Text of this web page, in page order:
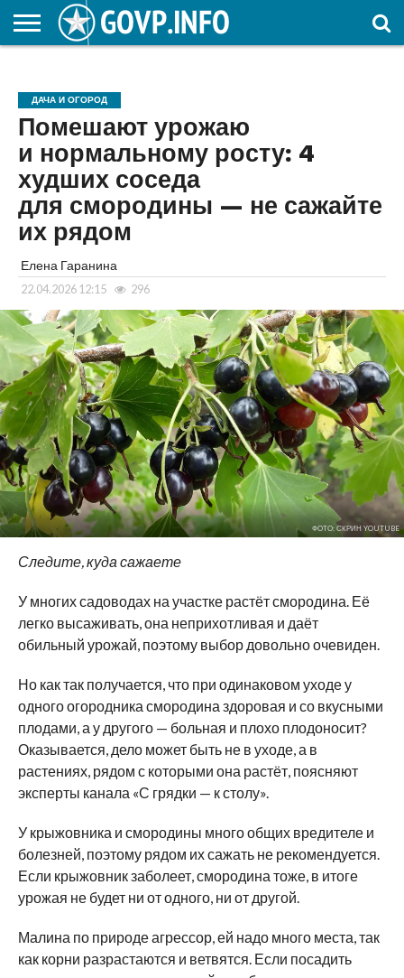
ОБРАЗОВАНИЕ
ДАЧА И ОГОРОД
Помешают урожаю
и нормальному росту: 4
худших соседа
для смородины — не сажайте
их рядом
Елена Гаранина
22.04.2026 12:15 296
ФОТО: СКРИН YOUTUBE
Следите, куда сажаете
У многих садоводах на участке растёт смородина. Её
легко высаживать, она неприхотливая и даёт
обильный урожай, поэтому выбор довольно очевиден.
Но как так получается, что при одинаковом уходе у
одного огородника смородина здоровая и со вкусными
плодами, а у другого — больная и плохо плодоносит?
Оказывается, дело может быть не в уходе, а в
растениях, рядом с которыми она растёт, поясняют
эксперты канала «С грядки — к столу».
У крыжовника и смородины много общих вредителе и
болезней, поэтому рядом их сажать не рекомендуется.
Если крыжовник заболеет, смородина тоже, в итоге
урожая не будет ни от одного, ни от другой.
Малина по природе агрессор, ей надо много места, так
как корни разрастаются и ветвятся. Если посадить